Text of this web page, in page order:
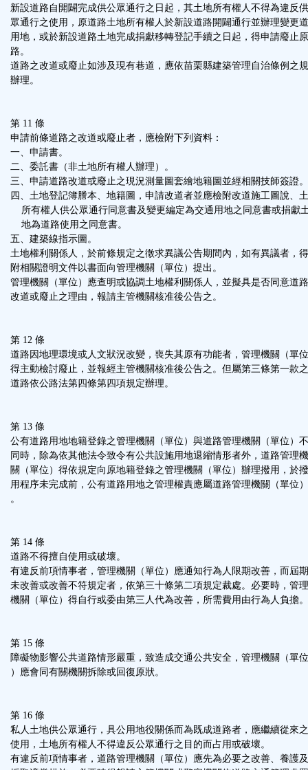
新設道路自開闢完成供公眾通行之日起，其土地所有權人不得為違反
眾通行之使用，原道路土地所有權人於新設道路開闢通行並辦理變更
用地，或於新設道路土地完成捐獻移轉登記手續之日起，得申請廢止
路。
道路之改道或廢止如涉及現有巷道，應依苗栗縣建築管理自治條例之
辦理。
第 11 條
申請前條道路之改道或廢止者，應檢附下列資料：
一、申請書。
二、委託書（非土地所有權人辦理）。
三、申請道路改道或廢止之現況測量圖套繪地籍圖並經相關技師簽證。
四、土地登記簿謄本、地籍圖，申請改道者並應檢附改道施工圖說、
所有權人供公眾通行同意書及變更編定為交通用地之同意書或捐獻
地為道路使用之同意書。
五、建築線指示圖。
土地權利關係人，於前條規定之徵求異議公告期間內，如有異議者，
附相關證明文件以書面向管理機關（單位）提出。
管理機關（單位）應查明或協調土地權利關係人，並擬具是否同意道
改道或廢止之理由，報請主管機關核准後公告之。
第 12 條
道路因地理環境或人文狀況改變，喪失其原有功能者，管理機關（單
得主動檢討廢止，並報經主管機關核准後公告之。但屬第三條第一款之
道路依公路法第四條第四項規定辦理。
第 13 條
公有道路用地地籍登錄之管理機關（單位）與道路管理機關（單位）不
同時，除為依其他法令致令有公共設施用地退縮情形者外，道路管理機
關（單位）得依規定向原地籍登錄之管理機關（單位）辦理撥用，於撥
用程序未完成前，公有道路用地之管理權責應屬道路管理機關（單位）
。
第 14 條
道路不得擅自使用或破壞。
有違反前項情事者，管理機關（單位）應通知行為人限期改善，而屆期
未改善或改善不符規定者，依第三十條第二項規定裁處。必要時，管理
機關（單位）得自行或委由第三人代為改善，所需費用由行為人負擔。
第 15 條
障礙物影響公共道路情形嚴重，致造成交通公共安全，管理機關（單位
）應會同有關機關拆除或回復原狀。
第 16 條
私人土地供公眾通行，具公用地役關係而為既成道路者，應繼續從來之
使用，土地所有權人不得違反公眾通行之目的而占用或破壞。
有違反前項情事者，道路管理機關（單位）應先為必要之改善、養護及